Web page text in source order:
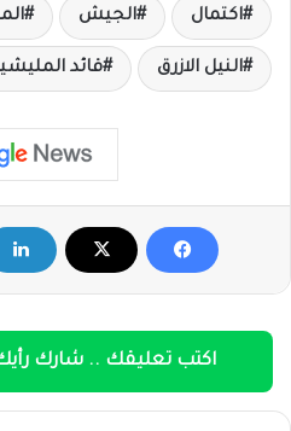
اكتمال الجيش
النيل الازرق قائد
اكتب تعليقك .. شارك